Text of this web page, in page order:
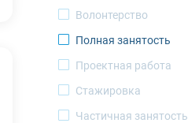
Новодвинск
Новый Уренгой
Норильск
Ноябрьск
Оленегорск
Волонтерство
Полная занятость
Проектная работа
Стажировка
Частичная занятость